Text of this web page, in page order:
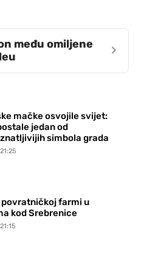
među omiljene
›
mačke osvojile svijet:
jedan od
simbola grada
povratničkoj farmi u
kod Srebrenice